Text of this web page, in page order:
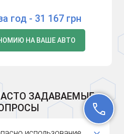
год - 31 167 грн
НА ВАШЕ АВТО
ЗАДАВАЕМЫЕ